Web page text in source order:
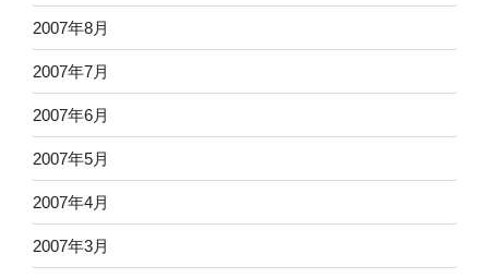
2007年8月
2007年7月
2007年6月
2007年5月
2007年4月
2007年3月